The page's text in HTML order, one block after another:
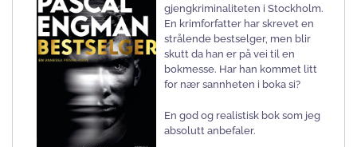
gjengkriminaliteten i Stockholm.
En krimforfatter har skrevet en
strålende bestselger, men blir
skutt da han er på vei til en
bokmesse. Har han kommet litt
for nær sannheten i boka si?
En god og realistisk bok som jeg
absolutt anbefaler.